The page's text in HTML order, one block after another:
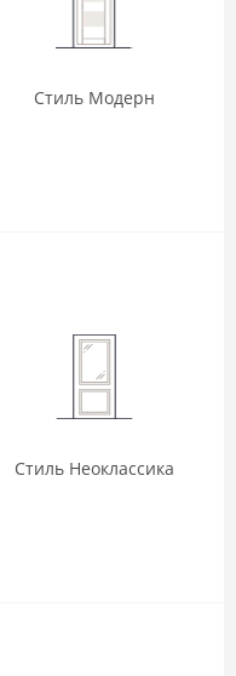
Стиль Модерн
Стиль Неоклассика